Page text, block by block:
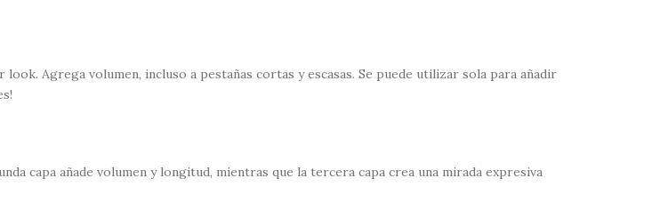
Agrega volumen, incluso a pestañas cortas y escasas. Se puede utilizar sola para añadir
capa añade volumen y longitud, mientras que la tercera capa crea una mirada expresiva